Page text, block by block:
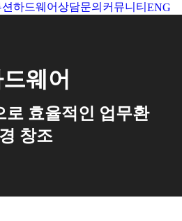
하드웨어상담문의 커뮤니티 ENG
웨어
로 효율적인 업무환
경 창조